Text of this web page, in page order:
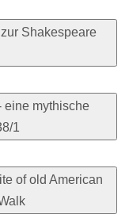
Shakespeare
eine mythische
1
of old American